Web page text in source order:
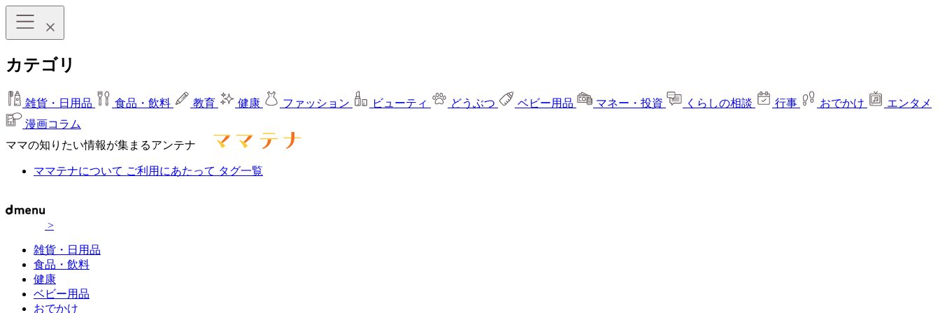
カテゴリ
雑貨・日用品 食品・飲料 教育 健康 ファッション ビューティ どうぶつ ベビー用品 マネー・投資 くらしの相談 行事 おでかけ
エンタメ
漫画コラム
ママの知りたい情報が集まるアンテナ
ママテナについて ご利用にあたって タグ一覧
>
雑貨・日用品
食品・飲料
健康
ベビー用品
おでかけ